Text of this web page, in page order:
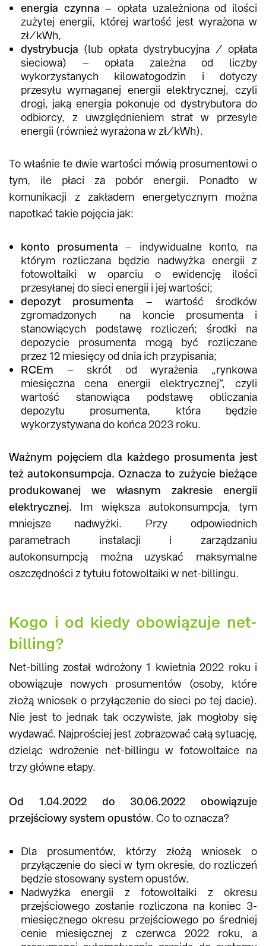
energia czynna – opłata uzależniona od ilości
zużytej energii, której wartość jest wyrażona w
zł/kWh,
dystrybucja (lub opłata dystrybucyjna / opłata
sieciowa) – opłata zależna od liczby
wykorzystanych kilowatogodzin i dotyczy
przesyłu wymaganej energii elektrycznej, czyli
drogi, jaką energia pokonuje od dystrybutora do
odbiorcy, z uwzględnieniem strat w przesyle
energii (również wyrażona w zł/kWh).
To właśnie te dwie wartości mówią prosumentowi o
tym, ile płaci za pobór energii. Ponadto w
komunikacji z zakładem energetycznym można
napotkać takie pojęcia jak:
konto prosumenta – indywidualne konto, na
którym rozliczana będzie nadwyżka energii z
fotowoltaiki w oparciu o ewidencję ilości
przesyłanej do sieci energii i jej wartości;
depozyt prosumenta – wartość środków
zgromadzonych na koncie prosumenta i
stanowiących podstawę rozliczeń; środki na
depozycie prosumenta mogą być rozliczane
przez 12 miesięcy od dnia ich przypisania;
RCEm – skrót od wyrażenia „rynkowa
miesięczna cena energii elektrycznej”, czyli
wartość stanowiąca podstawę obliczania
depozytu prosumenta, która będzie
wykorzystywana do końca 2023 roku.
Ważnym pojęciem dla każdego prosumenta jest
też autokonsumpcja. Oznacza to zużycie bieżące
produkowanej we własnym zakresie energii
elektrycznej. Im większa autokonsumpcja, tym
mniejsze nadwyżki. Przy odpowiednich
parametrach instalacji i zarządzaniu
autokonsumpcją można uzyskać maksymalne
oszczędności z tytułu fotowoltaiki w net-billingu.
Kogo i od kiedy obowiązuje net-
billing?
Net-billing został wdrożony 1 kwietnia 2022 roku i
obowiązuje nowych prosumentów (osoby, które
złożą wniosek o przyłączenie do sieci po tej dacie).
Nie jest to jednak tak oczywiste, jak mogłoby się
wydawać. Najprościej jest zobrazować całą sytuację,
dzieląc wdrożenie net-billingu w fotowoltaice na
trzy główne etapy.
Od 1.04.2022 do 30.06.2022 obowiązuje
przejściowy system opustów. Co to oznacza?
Dla prosumentów, którzy złożą wniosek o
przyłączenie do sieci w tym okresie, do rozliczeń
będzie stosowany system opustów.
Nadwyżka energii z fotowoltaiki z okresu
przejściowego zostanie rozliczona na koniec 3-
miesięcznego okresu przejściowego po średniej
cenie miesięcznej z czerwca 2022 roku, a